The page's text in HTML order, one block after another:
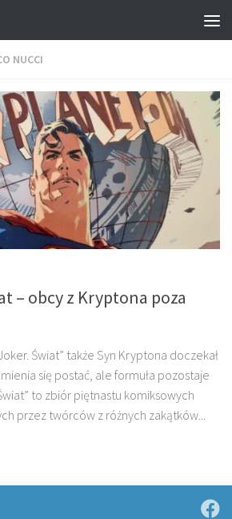
NUCCI
– obcy z Kryptona poza
Świat” także Syn Kryptona doczekał
się postać, ale formuła pozostaje
to zbiór piętnastu komiksowych
przez twórców z różnych zakątków...